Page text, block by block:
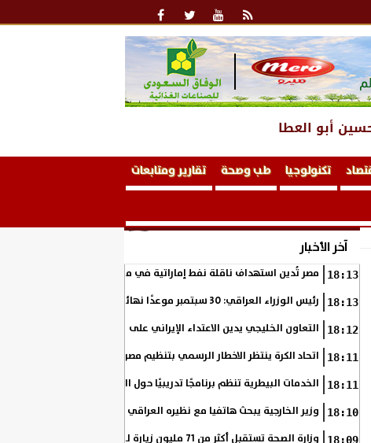
أبو العطا
تكنولوجيا طب وصحة تقارير ومتابعات
آخر الأخبار
18:13 مصر تُدين استهداف ناقلة نفط إماراتية في مضيق هرمز
18:13 رئيس الوزراء العراقي: 30 سبتمبر موعدًا نهائيًا لانسحاب قوات التحالف من العراق
18:12 التعاون الخليجي يدين الاعتداء الإيراني على ناقلة نفط إماراتية في
18:11 اتحاد الكرة ينتظر الاخطار الرسمي بتنظيم مصر بطولة أمم إفريقيا تحت 23 عاما
18:11 الخدمات البيطرية تنظم برنامجًا تدريبيًا حول التطبيقات الحديثة لأنظمة
18:10 وزير الخارجية يبحث هاتفيا مع نظيره العراقي التطورات الإقليمية ومستقبل
18:09 وزارة الصحة تستقبل أكثر من 71 مليون زيارة للسيدات لتلقي خدمات الفحص والتوعية